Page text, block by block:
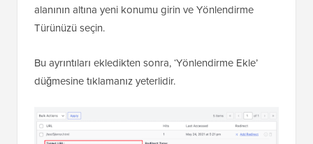
alanının altına yeni konumu girin ve Yönlendirme
Türünüzü seçin.
Bu ayrıntıları ekledikten sonra, ‘Yönlendirme Ekle’
düğmesine tıklamanız yeterlidir.